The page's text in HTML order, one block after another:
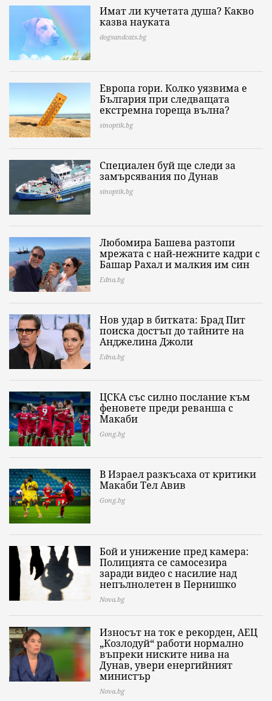
Имат ли кучетата душа? Какво
казва науката
dogsandcats.bg
Европа гори. Колко уязвима е
България при следващата
екстремна гореща вълна?
sinoptik.bg
Специален буй ще следи за
замърсявания по Дунав
sinoptik.bg
Любомира Башева разтопи
мрежата с най-нежните кадри с
Башар Рахал и малкия им син
Edna.bg
Нов удар в битката: Брад Пит
поиска достъп до тайните на
Анджелина Джоли
Edna.bg
ЦСКА със силно послание към
феновете преди реванша с
Макаби
Gong.bg
В Израел разкъсаха от критики
Макаби Тел Авив
Gong.bg
Бой и унижение пред камера:
Полицията се самосезира
заради видео с насилие над
непълнолетен в Пернишко
Nova.bg
Износът на ток е рекорден, АЕЦ
„Козлодуй“ работи нормално
въпреки ниските нива на
Дунав, увери енергийният
министър
Nova.bg